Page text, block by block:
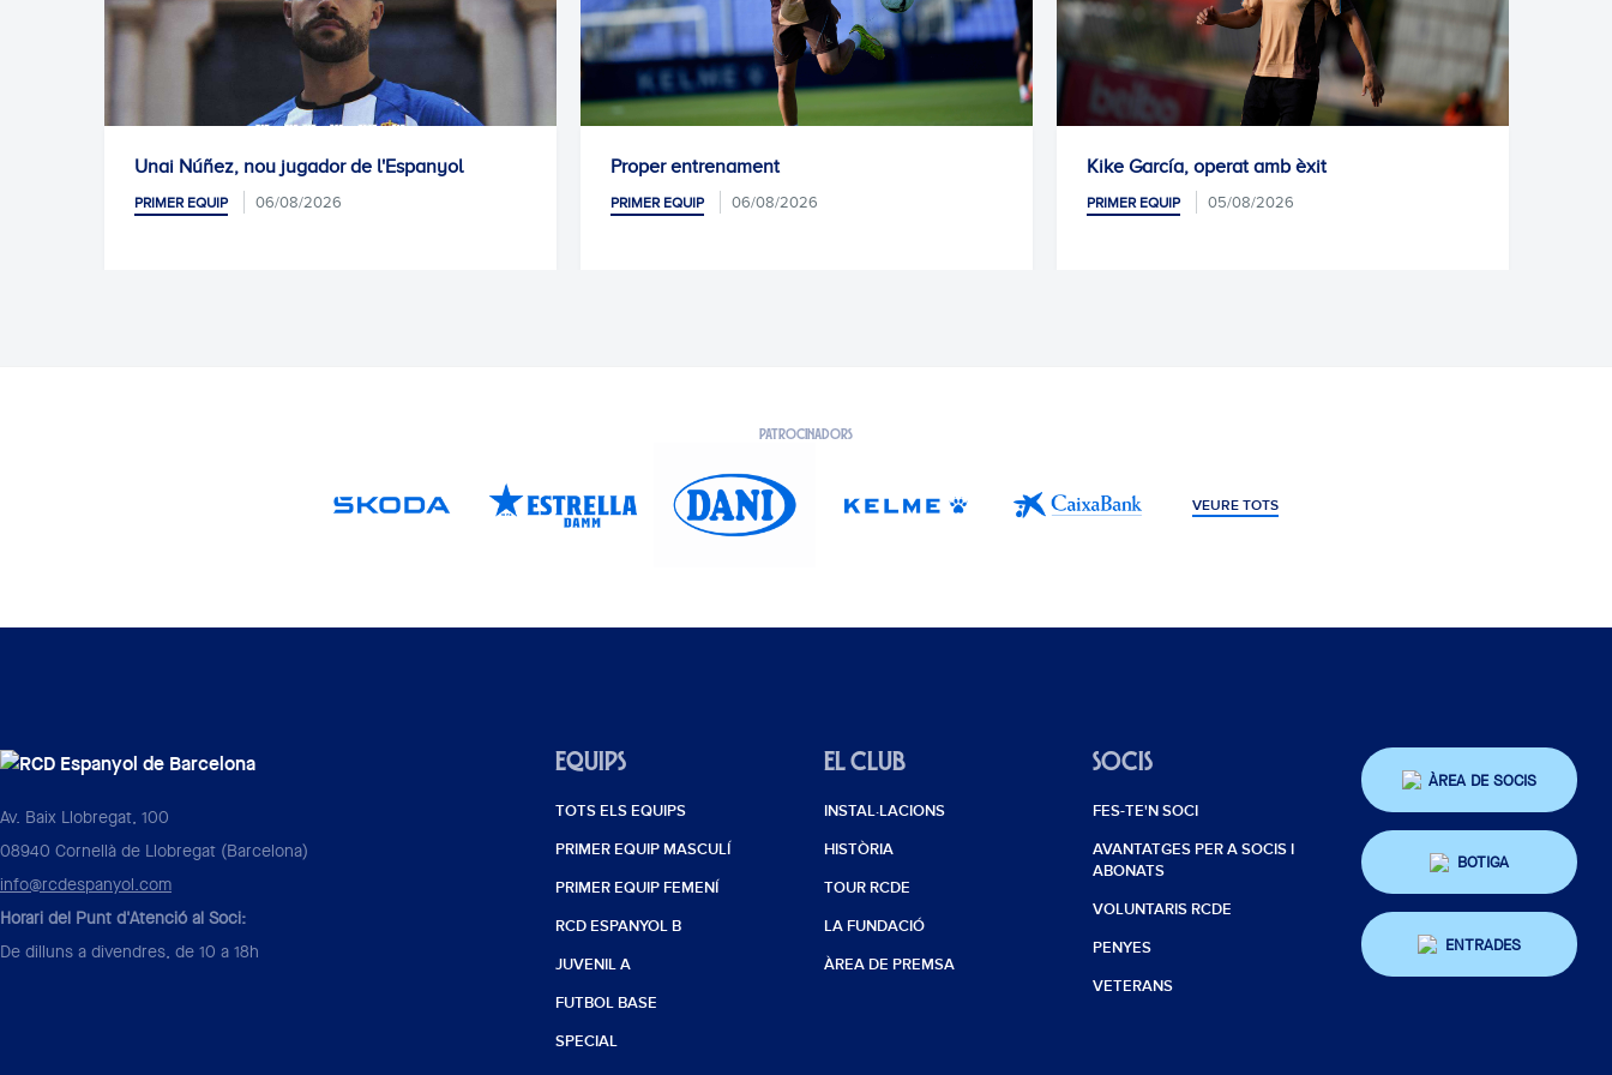
Proper entrenament
PRIMER EQUIP 06/08/2026
Kike García, operat amb èxit
PRIMER EQUIP 05/08/2026
Pròxim entrenament
PRIMER EQUIP 05/08/2026
PATROCINADORS
VEURE TOTS
Av. Baix Llobregat, 100
08940 Cornellà de Llobregat (Barcelona)
info@rcdespanyol.com
Horari del Punt d'Atenció al Soci:
De dilluns a divendres, de 10 a 18h
EQUIPS
TOTS ELS EQUIPS
PRIMER EQUIP MASCULÍ
PRIMER EQUIP FEMENÍ
RCD ESPANYOL B
JUVENIL A
FUTBOL BASE
SPECIAL
EL CLUB
INSTAL·LACIONS
HISTÒRIA
TOUR RCDE
LA FUNDACIÓ
ÀREA DE PREMSA
SOCIS
FES-TE'N SOCI
AVANTATGES PER A SOCIS I
ABONATS
VOLUNTARIS RCDE
PENYES
VETERANS
ÀREA DE SOCIS
BOTIGA
ENTRADES